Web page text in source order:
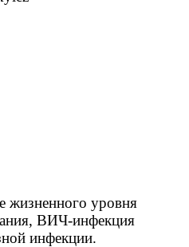
жизненного уровня
ВИЧ-инфекция
инфекции.